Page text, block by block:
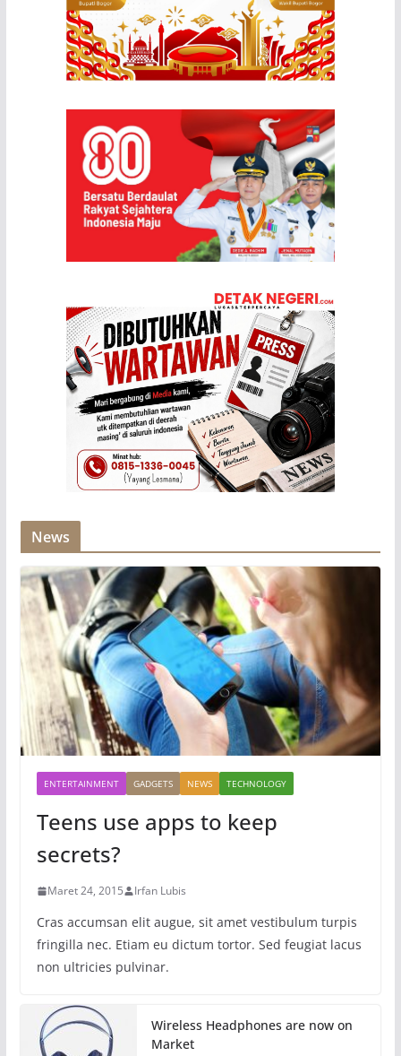
News
ENTERTAINMENT GADGETS NEWS TECHNOLOGY
Teens use apps to keep
secrets?
Maret 24, 2015 Irfan Lubis
Cras accumsan elit augue, sit amet vestibulum turpis
fringilla nec. Etiam eu dictum tortor. Sed feugiat lacus
non ultricies pulvinar.
Wireless Headphones are now on
Market